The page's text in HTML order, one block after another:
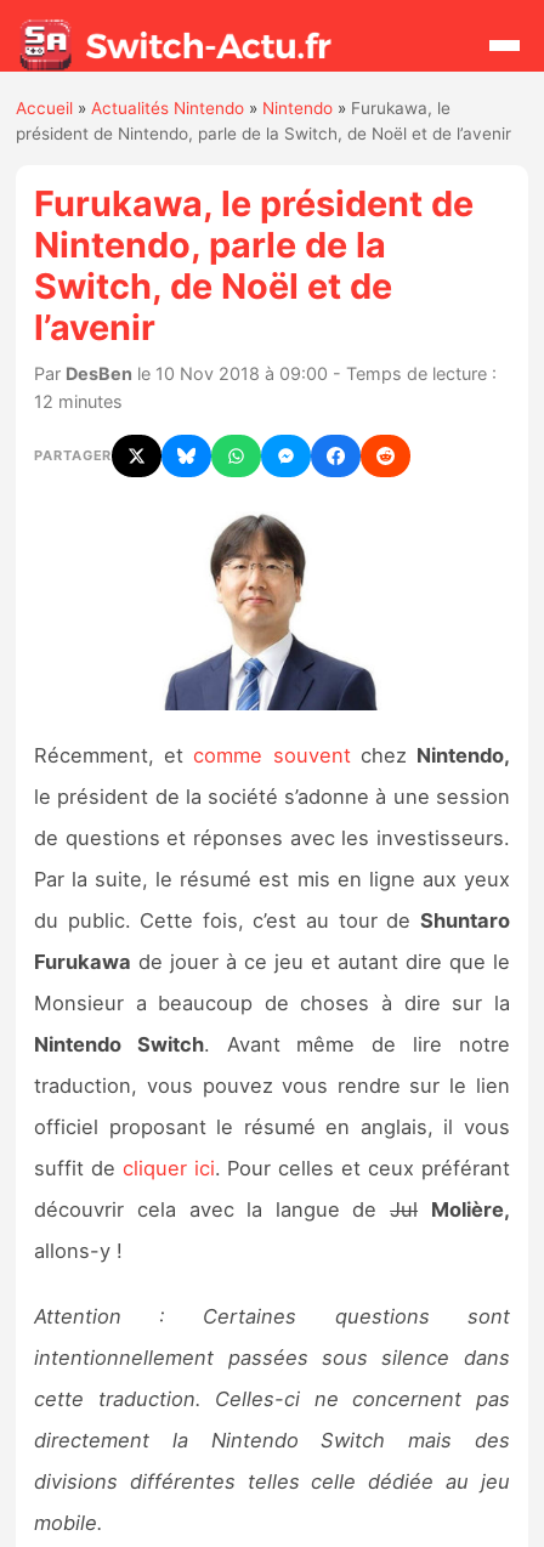
Rechercher
Actualités
Jeux
Hardware
Mises à jour
Chiffres de ventes
Nintendo Direct
Tests et previews
Tests d’accessoires
Autres tests
Previews
Précommandes
Précommandes jeux Switch 2
Sorties de jeux
Bons plans
Guides
Accueil »Actualités Nintendo » Nintendo » Furukawa, le
président de Nintendo, parle de la Switch, de Noël et de l’avenir
Furukawa, le président de
Nintendo, parle de la
Switch, de Noël et de
l’avenir
Par DesBen le 10 Nov 2018 à 09:00 - Temps de lecture :
12 minutes
PARTAGER
Récemment, etcomme souventchez Nintendo,
le président de la société s’adonne à une session
de questions et réponses avec les investisseurs.
Par la suite, le résumé est mis en ligne aux yeux
du public. Cette fois, c’est au tour de Shuntaro
Furukawa de jouer à ce jeu et autant dire que le
Monsieur a beaucoup de choses à dire sur la
Nintendo Switch. Avant même de lire notre
traduction, vous pouvez vous rendre sur le lien
officiel proposant le résumé en anglais, il vous
suffit de cliquer ici. Pour celles et ceux préférant
découvrir cela avec la langue deJul Molière,
allons-y !
Attention : Certaines questions sont
intentionnellement passées sous silence dans
cette traduction. Celles-ci ne concernent pas
directement la Nintendo Switch mais des
divisions différentes telles celle dédiée au jeu
mobile.